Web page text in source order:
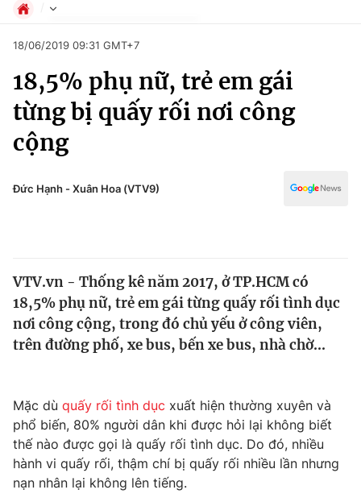
Chuyên mục
Chính trị
Thế giới
Tin tức
Câu chuyện quốc tế
Thị trường
Góc doanh nghiệp
Dữ liệu và đời sống
Truyền hình
Phim VTV
Xã hội
Pháp luật
Kinh tế
Thể thao
Truyền hình
Văn hóa - Giải trí
18/06/2019 09:31 GMT+7
18,5% phụ nữ, trẻ em gái
từng bị quấy rối nơi công
cộng
Đức Hạnh - Xuân Hoa (VTV9)
VTV.vn - Thống kê năm 2017, ở TP.HCM có
18,5% phụ nữ, trẻ em gái từng quấy rối tình dục
nơi công cộng, trong đó chủ yếu ở công viên,
trên đường phố, xe bus, bến xe bus, nhà chờ...
Mặc dù quấy rối tình dục xuất hiện thường xuyên và
phổ biến, 80% người dân khi được hỏi lại không biết
thế nào được gọi là quấy rối tình dục. Do đó, nhiều
hành vi quấy rối, thậm chí bị quấy rối nhiều lần nhưng
nạn nhân lại không lên tiếng.